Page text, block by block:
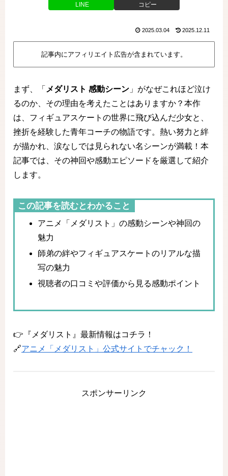
LINE コピー
2025.03.04 2025.12.11
記事内にアフィリエイト広告が含まれています。
まず、「 メダリスト 感動シーン 」がなぜこれほど泣け
るのか、その理由を考えたことはありますか？本作
は、フィギュアスケートの世界に飛び込んだ少女と、
挫折を経験した青年コーチの物語です。熱い努力と絆
が描かれ、涙なしでは見られない名シーンが満載！本
記事では、その神回や感動エピソードを厳選して紹介
します。
この記事を読むとわかること
アニメ「メダリスト」の感動シーンや神回の
魅力
師弟の絆やフィギュアスケートのリアルな描
写の魅力
視聴者の口コミや評価から見る感動ポイント
👉『メダリスト』最新情報はコチラ！
🔗アニメ「メダリスト」公式サイトでチャック！
スポンサーリンク